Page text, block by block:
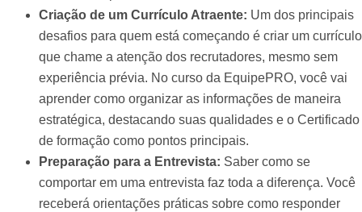
Criação de um Currículo Atraente: Um dos principais
desafios para quem está começando é criar um currículo
que chame a atenção dos recrutadores, mesmo sem
experiência prévia. No curso da EquipePRO, você vai
aprender como organizar as informações de maneira
estratégica, destacando suas qualidades e o Certificado
de formação como pontos principais.
Preparação para a Entrevista: Saber como se
comportar em uma entrevista faz toda a diferença. Você
receberá orientações práticas sobre como responder